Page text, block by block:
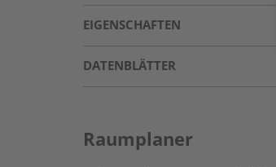
EIGENSCHAFTEN
DATENBLÄTTER
Raumplaner